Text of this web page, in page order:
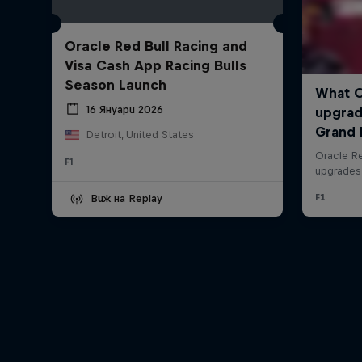
Oracle Red Bull Racing and
Visa Cash App Racing Bulls
Season Launch
16 Януари 2026
Detroit, United States
F1
Виж на Replay